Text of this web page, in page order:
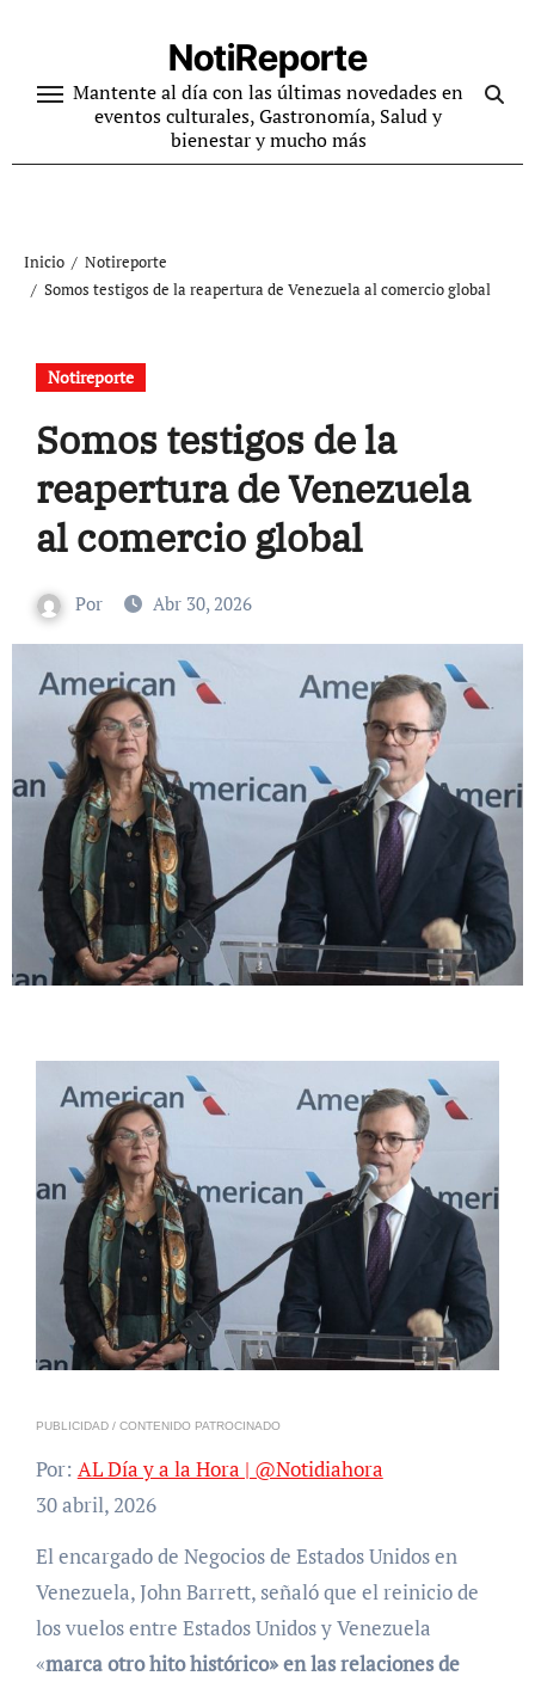
contenido
NotiReporte
Mantente al día con las últimas novedades en
eventos culturales, Gastronomía, Salud y
bienestar y mucho más
Inicio
Notireporte
Somos testigos de la reapertura de Venezuela al comercio global
Notireporte
Somos testigos de la
reapertura de Venezuela
al comercio global
Por Abr 30, 2026
PUBLICIDAD / CONTENIDO PATROCINADO
Por: AL Día y a la Hora | @Notidiahora
30 abril, 2026
El encargado de Negocios de Estados Unidos en
Venezuela, John Barrett, señaló que el reinicio de
los vuelos entre Estados Unidos y Venezuela
«marca otro hito histórico» en las relaciones de